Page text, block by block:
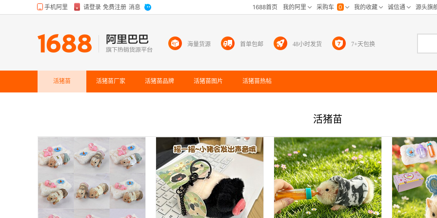
海量货源 首单包邮 48小时发货 7+天包换
活猪苗 活猪苗厂家 活猪苗品牌 活猪苗图片 活猪苗热帖
活猪苗